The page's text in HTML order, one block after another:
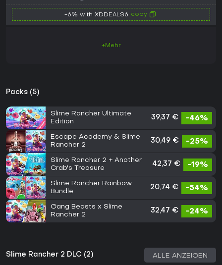
-6% with XDDEALS6 copy
+Mehr
Packs (5)
Slime Rancher Ultimate
Edition
39,37 € -46%
Escape Academy & Slime
Rancher 2
30,49 € -25%
Slime Rancher 2 + Another
Crab's Treasure
42,37 € -19%
Slime Rancher Rainbow
Bundle
20,74 € -54%
Gang Beasts x Slime
Rancher 2
32,47 € -24%
Slime Rancher 2 DLC (2) ALLE ANZEIGEN